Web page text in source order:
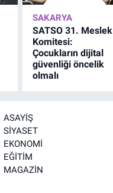
SAKARYA
SATSO 31. Meslek
Komitesi:
Çocukların dijital
güvenliği öncelik
olmalı
ASAYİŞ
SİYASET
EKONOMİ
EĞİTİM
MAGAZİN